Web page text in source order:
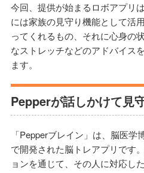
今回、提供が始まるロボアプリ
には家族の見守り機能として活
ってくれるもの、それに心身の
なストレッチなどのアドバイス
ます。
Pepperが話しかけて見
「Pepperブレイン」は、脳医
で開発された脳トレアプリです
ョンを通じて、その人に対応し